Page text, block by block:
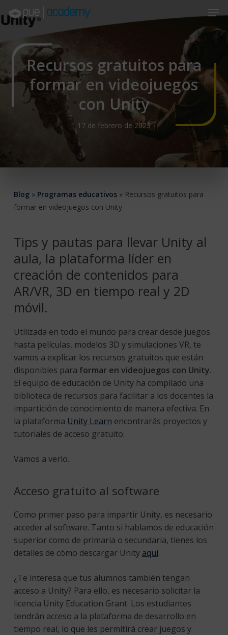
to
content
Recursos gratuitos para
formar en videojuegos
con Unity
17 de febrero de 2023
Blog» Programas educativos» Recursos gratuitos para
formar en videojuegos con Unity
Tips y pautas para llevar Unity al
aula, la plataforma líder en
creación de contenidos para
AR/VR, 3D en tiempo real y 2D
móvil.
Utilizada en todo el mundo para crear desde juegos
hasta películas, modelos 3D y simulaciones VR, te
vamos a explicar los recursos gratuitos que están
disponibles para formar en videojuegos con Unity.
El equipo de educación de Unity ha compilado una
biblioteca de recursos para facilitar a los docentes la
impartición de conocimiento de manera efectiva. En
la plataforma Unity Learn encontrarás proyectos y
tutoriales de acceso gratuito.
Vamos a verlo.
Acceso gratuito al software
Como primer paso para impartir Unity, es necesario
acceder al software. Tanto si hablamos de educación
superior como de primaria o secundaria, tienes los
detalles de cómo descargar Unity aquí.
¿Te interesa que tus alumnos también tengan
acceso a Unity? Para ello, es necesario solicitar la
licencia Unity Education Grant. Los estudiantes
tendrán acceso a la plataforma de desarrollo en
tiempo real, lo que les permitirá crear juegos y
Close